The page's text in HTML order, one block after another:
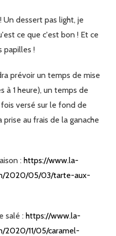
ce que c'est bon ! Et ce
papilles !
à 1 heure), un temps de
versé sur le fond de
au frais de la ganache
: https://www.la-
2020/05/03/tarte-aux-
salé : https://www.la-
2020/11/05/caramel-